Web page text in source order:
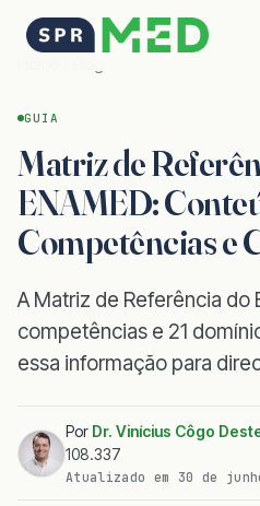
GUIA
Matriz de
ENAMED:
Competências e
A Matriz de Referência do
competências e 21
essa informação para
Por Dr. Vinícius Côgo
108.337
Atualizado em 30 de